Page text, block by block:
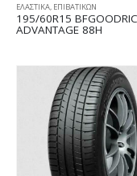
ΕΛΑΣΤΙΚΑ ΕΠΙΒΑΤΙΚΩΝ
195/60R15
ADVANTAGE 88H